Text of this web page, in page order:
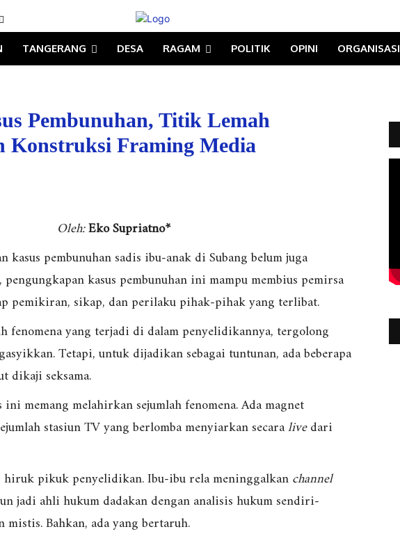
TANGERANG DESA RAGAM POLITIK OPINI ORGANISASI
Pembunuhan, Titik Lemah
Konstruksi Framing Media
Oleh:Eko Supriatno*
kasus pembunuhan sadis ibu-anak di Subang belum juga
kasus pembunuhan ini mampu membius pemirsa
pemikiran, sikap, dan perilaku pihak-pihak yang terlibat.
fenomena yang terjadi di dalam penyelidikannya, tergolong
Tetapi, untuk dijadikan sebagai tuntunan, ada beberapa
dikaji seksama.
ini memang melahirkan sejumlah fenomena. Ada magnet
stasiun TV yang berlomba menyiarkan secaralivedari
pikuk penyelidikan. Ibu-ibu rela meninggalkanchannel
jadi ahli hukum dadakan dengan analisis hukum sendiri-
Bahkan, ada yang bertaruh.